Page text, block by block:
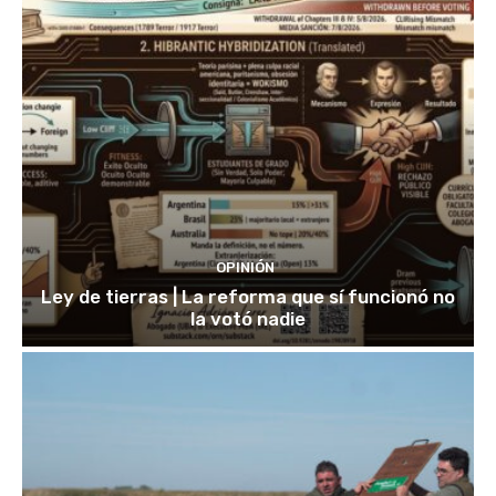
OPINIÓN
Ley de tierras | La reforma que sí funcionó no
la votó nadie